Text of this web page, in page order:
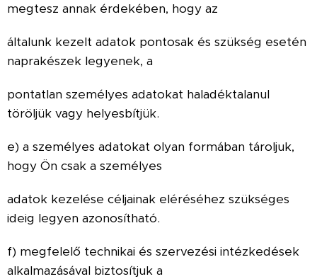
megtesz annak érdekében, hogy az
általunk kezelt adatok pontosak és szükség esetén
naprakészek legyenek, a
pontatlan személyes adatokat haladéktalanul
töröljük vagy helyesbítjük.
e) a személyes adatokat olyan formában tároljuk,
hogy Ön csak a személyes
adatok kezelése céljainak eléréséhez szükséges
ideig legyen azonosítható.
f) megfelelő technikai és szervezési intézkedések
alkalmazásával biztosítjuk a